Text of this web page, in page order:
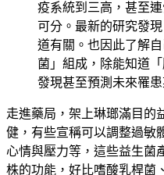
疫系統到三高，甚至
可分。最新的研究發
道有關。也因此了解
菌」組成，除能知道
發現甚至預測未來罹
走進藥局，架上琳瑯滿目的
健，有些宣稱可以調整過敏
心情與壓力等，這些益生菌
株的功能，好比嗜酸乳桿菌